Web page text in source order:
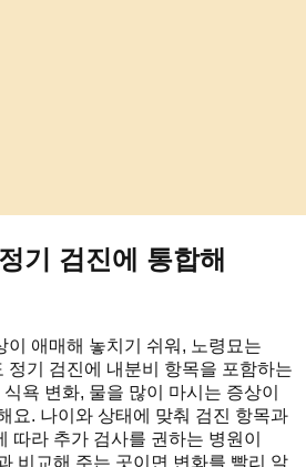
기 검진에 통합해
이 애매해 놓치기 쉬워, 노령묘는
정기 검진에 내분비 항목을 포함하는
욕 변화, 물을 많이 마시는 증상이
요. 나이와 상태에 맞춰 검진 항목과
따라 추가 검사를 권하는 병원이
비교해 주는 곳이면 변화를 빨리 알